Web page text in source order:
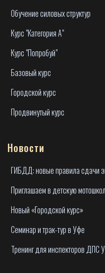
Обучение силовых структур
Курс "Категория А"
Курс "Попробуй"
Базовый курс
Городской курс
Продвинутый курс
Новости
ГИБДД: новые правила сдачи
Приглашаем в детскую
Новый «Городской курс»
Семинар и трак-тур в Уфе
Тренинг для инспекторов